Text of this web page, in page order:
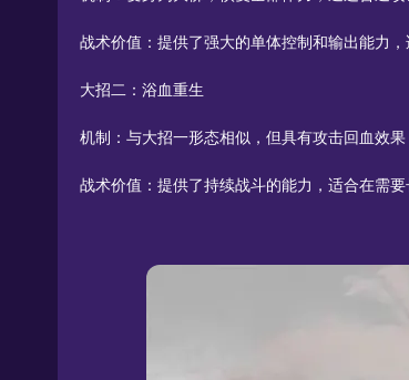
战术价值：提供了强大的单体控制和输出能力
大招二：浴血重生
机制：与大招一形态相似，但具有攻击回血效果
战术价值：提供了持续战斗的能力，适合在需要